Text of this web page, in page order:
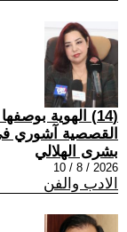
(14) الهوية
القصصية آشوري
بشرى الهلالي
2026 / 8 / 10
الادب والفن